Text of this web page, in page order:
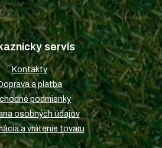
servis
Kontakty
a platba
podmienky
osobných údajov
a vrátenie tovaru